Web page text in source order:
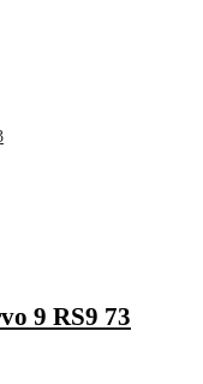
9 RS9 73